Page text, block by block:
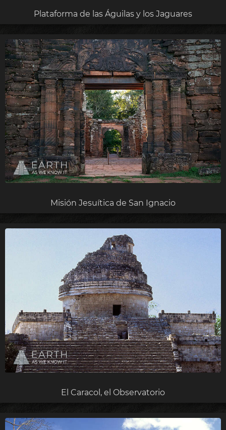
Plataforma de las Águilas y los Jaguares
Misión Jesuítica de San Ignacio
El Caracol, el Observatorio